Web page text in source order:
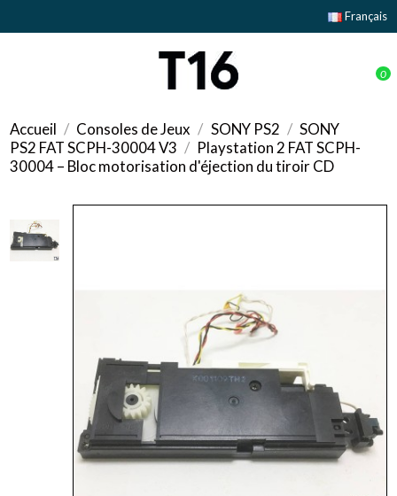
Français
0
Accueil Consoles de Jeux SONY PS2
SONY
PS2 FAT SCPH-30004 V3
Playstation 2 FAT SCPH-
30004 – Bloc motorisation d'éjection du tiroir CD